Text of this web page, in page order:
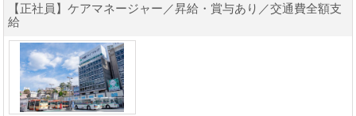
【正社員】ケアマネージャー／昇給・賞与あり／交通費全額支
給